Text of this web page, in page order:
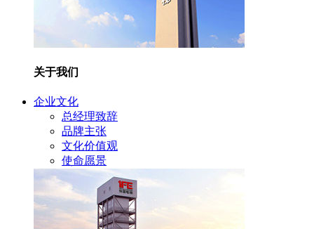
关于我们
企业文化
总经理致辞
品牌主张
文化价值观
使命愿景